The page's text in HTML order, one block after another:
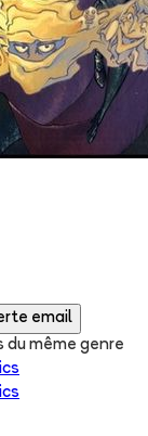
email
du même genre